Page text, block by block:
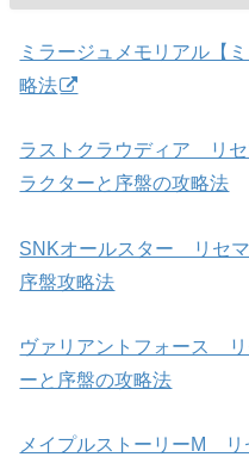
ミラージュメモリアル【
略法
ラストクラウディア リセ
ラクターと序盤の攻略法
SNKオールスター リセ
序盤攻略法
ヴァリアントフォース リ
ーと序盤の攻略法
メイプルストーリーM リ